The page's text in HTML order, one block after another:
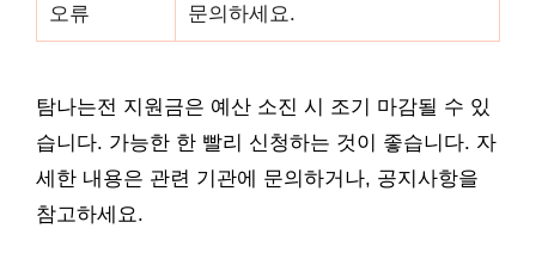
오류
문의하세요.
탐나는전 지원금은 예산 소진 시 조기 마감될 수 있
습니다. 가능한 한 빨리 신청하는 것이 좋습니다. 자
세한 내용은 관련 기관에 문의하거나, 공지사항을
참고하세요.